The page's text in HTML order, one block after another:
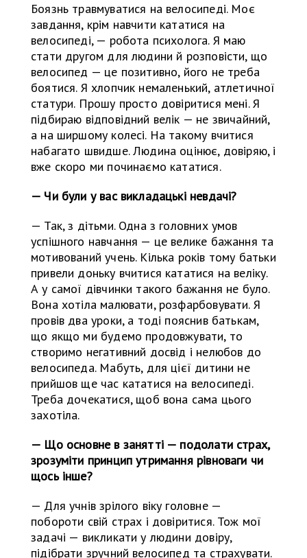
Боязнь травмуватися на велосипеді. Моє
завдання, крім навчити кататися на
велосипеді, — робота психолога. Я маю
стати другом для людини й розповісти, що
велосипед — це позитивно, його не треба
боятися. Я хлопчик немаленький, атлетичної
статури. Прошу просто довіритися мені. Я
підбираю відповідний велік — не звичайний,
а на ширшому колесі. На такому вчитися
набагато швидше. Людина оцінює, довіряю, і
вже скоро ми починаємо кататися.
— Чи були у вас викладацькі невдачі?
— Так, з дітьми. Одна з головних умов
успішного навчання — це велике бажання та
мотивований учень. Кілька років тому батьки
привели доньку вчитися кататися на веліку.
А у самої дівчинки такого бажання не було.
Вона хотіла малювати, розфарбовувати. Я
провів два уроки, а тоді пояснив батькам,
що якщо ми будемо продовжувати, то
створимо негативний досвід і нелюбов до
велосипеда. Мабуть, для цієї дитини не
прийшов ще час кататися на велосипеді.
Треба дочекатися, щоб вона сама цього
захотіла.
— Що основне в занятті — подолати страх,
зрозуміти принцип утримання рівноваги чи
щось інше?
— Для учнів зрілого віку головне —
побороти свій страх і довіритися. Тож мої
задачі — викликати у людини довіру,
підібрати зручний велосипед та страхувати.